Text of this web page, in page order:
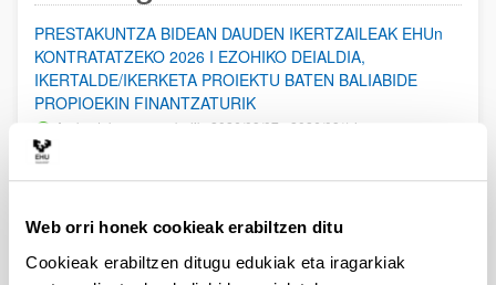
Web orri honek cookieak erabiltzen ditu
Cookieak erabiltzen ditugu edukiak eta iragarkiak
PRESTAKUNTZA BIDEAN DAUDEN IKERTZAILEAK EHUn
KONTRATATZEKO 2026 I EZOHIKO DEIALDIA,
IKERTALDE/IKERKETA PROIEKTU BATEN BALIABIDE
PROPIOEKIN FINANTZATURIK
Aurkezteko epea zabalik: 2026/08/07 - 2026/08/14
erosi eta berritzeko laguntzak 2026
Izapide irekia